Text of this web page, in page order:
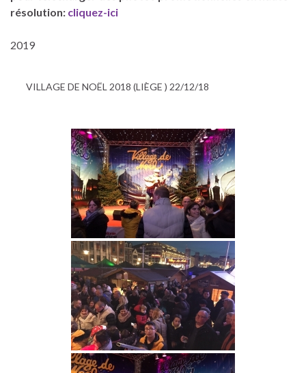
résolution: cliquez-ici
2019
VILLAGE DE NOËL 2018 (LIÈGE ) 22/12/18